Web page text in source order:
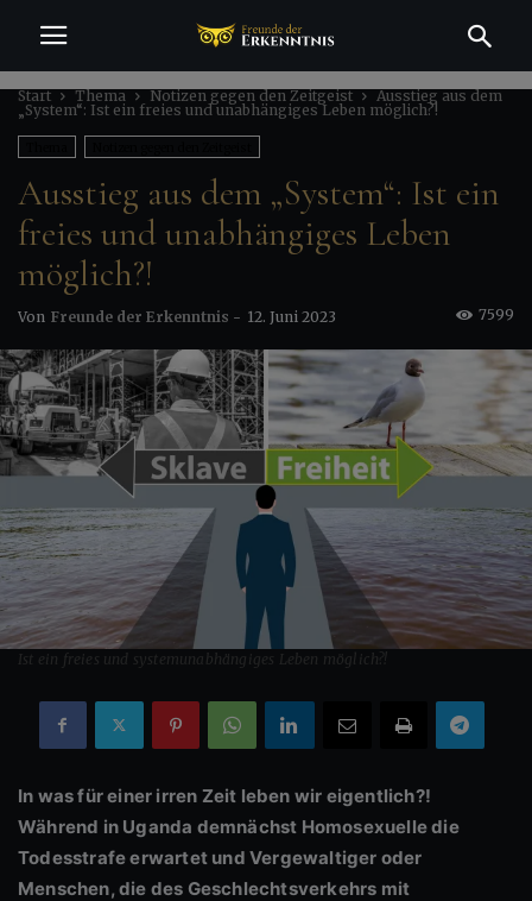
Start Thema Notizen gegen den Zeitgeist
Ausstieg aus dem
„System“: Ist ein freies und unabhängiges Leben möglich?!
Ausstieg aus dem „System“: Ist ein
freies und unabhängiges Leben
möglich?!
Von Freunde der Erkenntnis - 12. Juni 2023 7599
Ist ein freies und systemunabhängiges Leben möglich?!
In was für einer irren Zeit leben wir eigentlich?!
Während in Uganda demnächst Homosexuelle die
Todesstrafe erwartet und Vergewaltiger oder
Menschen, die des Geschlechtsverkehrs mit